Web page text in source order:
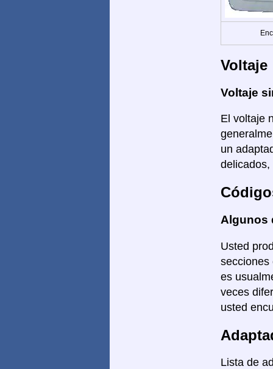
Voltaje
Voltaje
El voltaje
un
Algunos
Usted
secciones
es
veces
usted
Lista de